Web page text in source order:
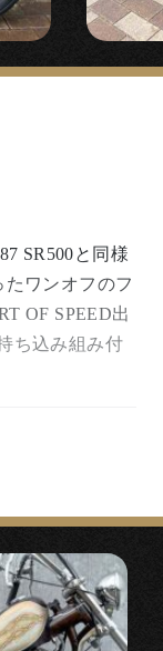
SR500と同様
ワンオフのフ
OF SPEED出
ち込み組み付
トしてスムー
ト』（バルブ